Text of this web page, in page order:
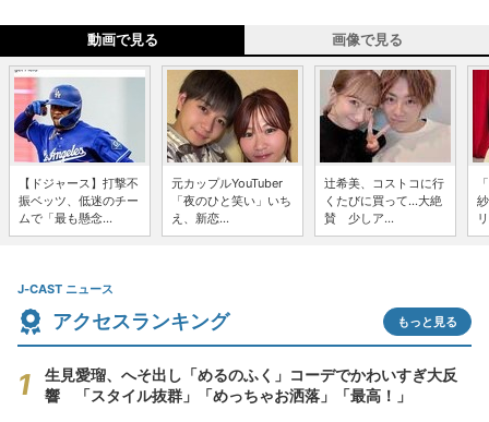
動画で見る 画像で見る
【ドジャース】打撃不
振ベッツ、低迷のチー
ムで「最も懸念...
元カップルYouTuber
「夜のひと笑い」いち
え、新恋...
辻希美、コストコに行
くたびに買って...大絶
賛 少しア...
J-CAST ニュース
アクセスランキング もっと見る
生見愛瑠、へそ出し「めるのふく」コーデでかわいすぎ大反
響 「スタイル抜群」「めっちゃお洒落」「最高！」